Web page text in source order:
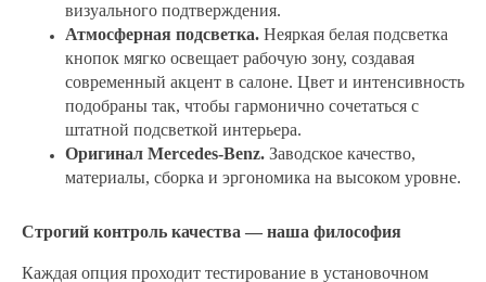
визуального подтверждения.
Атмосферная подсветка. Неяркая белая подсветка
кнопок мягко освещает рабочую зону, создавая
современный акцент в салоне. Цвет и интенсивность
подобраны так, чтобы гармонично сочетаться с
штатной подсветкой интерьера.
Оригинал Mercedes‑Benz. Заводское качество,
материалы, сборка и эргономика на высоком уровне.
Строгий контроль качества — наша философия
Каждая опция проходит тестирование в установочном